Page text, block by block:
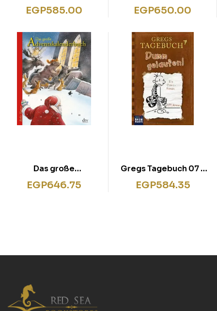
EGP585.00
Band 3 und 4:
Doppelband
EGP650.00
Das große
Adventskalenderbuch
EGP646.75
Gregs Tagebuch 07 –
Dumm gelaufen!
EGP584.35